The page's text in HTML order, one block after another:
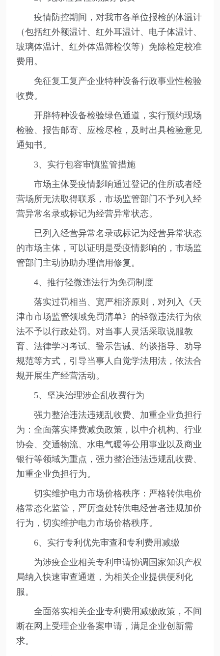
疫情防控期间，对我市各单位报检的体温计
（包括红外额温计、红外耳温计、电子体温计、
玻璃体温计、红外体温筛检仪等）免除检定校准
费用。
免征复工复产企业特种设备行政事业性检验
收费。
开辟特种设备检验绿色通道，实行预约现场
检验、报告邮寄、应检尽检，及时出具检验意见
通知书。
3、实行包容审慎监管措施
市场主体受疫情影响通过登记的住所或者经
营场所无法取得联系，市场监管部门不予列入经
营异常名录或标记为经营异常状态。
已列入经营异常名录或标记为经营异常状态
的市场主体，可以证明是受疫情影响的，市场监
管部门主动协助办理信用修复。
4、推行轻微违法行为免罚制度
落实过罚相当、宽严相济原则，对列入《天
津市市场监管领域免罚清单》的轻微违法行为依
法不予以行政处罚。对当事人灵活采取说服教
育、法律学习考试、警示告诫、约谈指导、劝导
规范等方式，引导当事人自觉学法用法，依法合
规开展生产经营活动。
5、坚决治理涉企乱收费行为
强力整治违法违规乱收费、加重企业负担行
为：全面落实降费减负政策，以中介机构、行业
协会、交通物流、水电气暖等公用事业以及商业
银行等领域为重点，强力整治违法违规乱收费、
加重企业负担行为。
切实维护电力市场价格秩序：严格转供电价
格常态化监管，严厉查处转供电经营者违规加价
行为，切实维护电力市场价格秩序。
6、实行专利优先审查和专利费用减缴
为涉疫企业相关专利申请协调国家知识产权
局纳入快速审查通道，为相关企业提供便利化
服。
全面落实相关企业专利费用减缴政策，不间
断在网上受理企业备案申请，满足企业创新需
求。